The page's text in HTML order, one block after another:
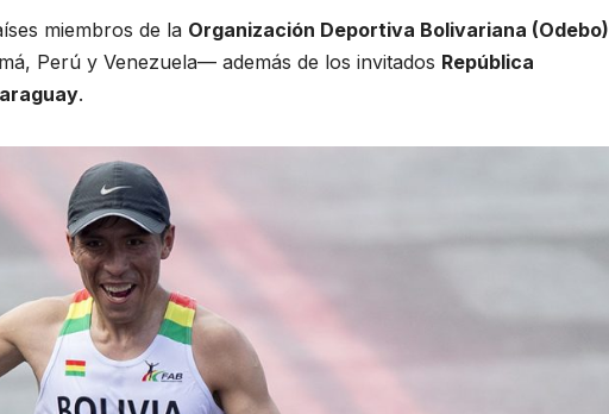
miembros de la Organización Deportiva Bolivariana (Odebo)
Perú y Venezuela— además de los invitados República
.